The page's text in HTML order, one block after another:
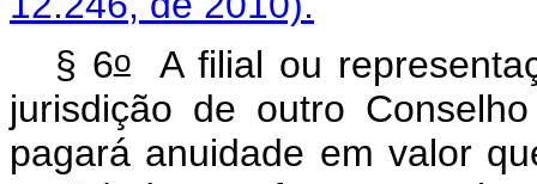
§ 6oA filial ou
jurisdição de outro
pagará anuidade em valor